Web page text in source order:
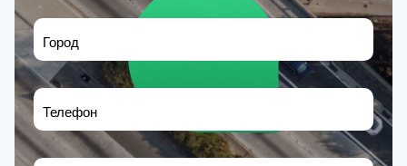
Город
Телефон